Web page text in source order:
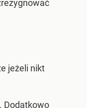
jeżeli nikt
Dodatkowo